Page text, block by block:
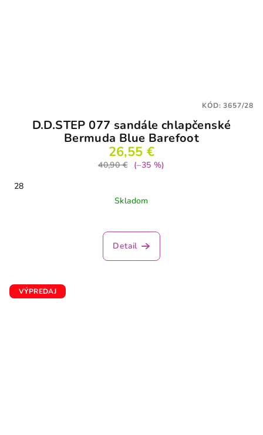
D.D.STEP 077 sandále chlapčenské
Bermuda Blue Barefoot
26,55 €
40,90 €
(–35 %)
28
Skladom
Detail
KÓD:3657/28
VÝPREDAJ